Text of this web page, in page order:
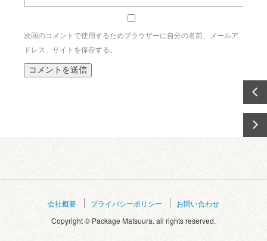
次回のコメントで使用するためブラウザーに自分の名前、メールア
ドレス、サイトを保存する。
会社概要 プライバシーポリシー
お問い合わせ
Copyright © Package Matsuura. all rights reserved.